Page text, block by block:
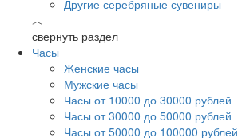
Другие серебряные сувениры
︿
свернуть раздел
Часы
Женские часы
Мужские часы
Часы от 10000 до 30000 рублей
Часы от 30000 до 50000 рублей
Часы от 50000 до 100000 рублей